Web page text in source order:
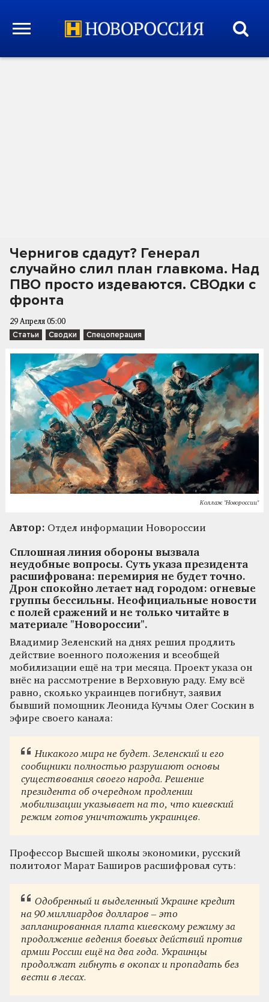
Чернигов сдадут? Генерал
случайно слил план главкома. Над
ПВО просто издеваются. СВОдки с
фронта
29 Апреля 05:00
Статьи Сводки Спецоперация
Коллаж "Новороссии"
Автор: Отдел информации Новороссии
Сплошная линия обороны вызвала
неудобные вопросы. Суть указа президента
расшифрована: перемирия не будет точно.
Дрон спокойно летает над городом: огневые
группы бессильны. Неофициальные новости
с полей сражений и не только читайте в
материале "Новороссии".
Владимир Зеленский на днях решил продлить
действие военного положения и всеобщей
мобилизации ещё на три месяца. Проект указа он
внёс на рассмотрение в Верховную раду. Ему всё
равно, сколько украинцев погибнут, заявил
бывший помощник Леонида Кучмы Олег Соскин в
эфире своего канала:
Никакого мира не будет. Зеленский и его
сообщники полностью разрушают основы
существования своего народа. Решение
президента об очередном продлении
мобилизации указывает на то, что киевский
режим готов уничтожить украинцев.
Профессор Высшей школы экономики, русский
политолог Марат Баширов расшифровал суть:
Одобренный и выделенный Украине кредит
на 90 миллиардов долларов – это
запланированная плата киевскому режиму за
продолжение ведения боевых действий против
армии России ещё на два года. Украинцы
продолжат гибнуть в окопах и пропадать без
вести в лесах.